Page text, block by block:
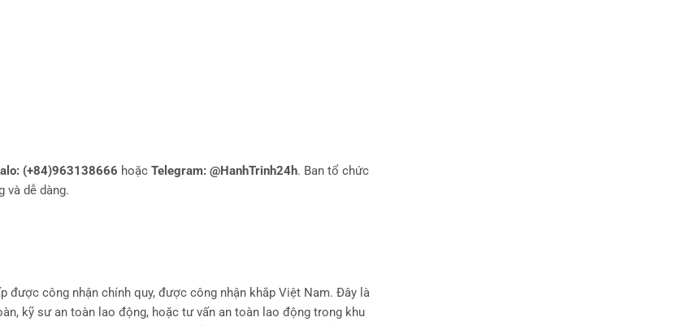
(+84)963138666 hoặc Telegram: @HanhTrinh24h. Ban tổ chức
và dễ dàng.
được công nhận chính quy, được công nhận khắp Việt Nam. Đây là
kỹ sư an toàn lao động, hoặc tư vấn an toàn lao động trong khu